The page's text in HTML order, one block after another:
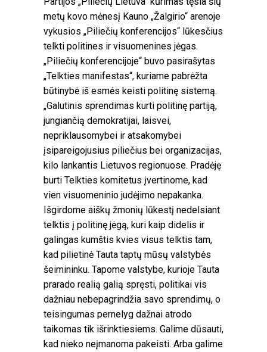
metų kovo mėnesį Kauno „Žalgirio“ arenoje
vykusios „Piliečių konferencijos“ lūkesčius
telkti politines ir visuomenines jėgas.
„Piliečių konferencijoje“ buvo pasirašytas
„Telkties manifestas“, kuriame pabrėžta
būtinybė iš esmės keisti politinę sistemą.
„Galutinis sprendimas kurti politinę partiją,
jungiančią demokratijai, laisvei,
nepriklausomybei ir atsakomybei
įsipareigojusius piliečius bei organizacijas,
kilo lankantis Lietuvos regionuose. Pradėję
burti Telkties komitetus įvertinome, kad
vien visuomeninio judėjimo nepakanka.
Išgirdome aiškų žmonių lūkestį nedelsiant
telktis į politinę jėgą, kuri kaip didelis ir
galingas kumštis kvies visus telktis tam,
kad pilietinė Tauta taptų mūsų valstybės
šeimininku. Tapome valstybe, kurioje Tauta
prarado realią galią spręsti, politikai vis
dažniau nebepagrindžia savo sprendimų, o
teisingumas pernelyg dažnai atrodo
taikomas tik išrinktiesiems. Galime dūsauti,
kad nieko neįmanoma pakeisti. Arba galime